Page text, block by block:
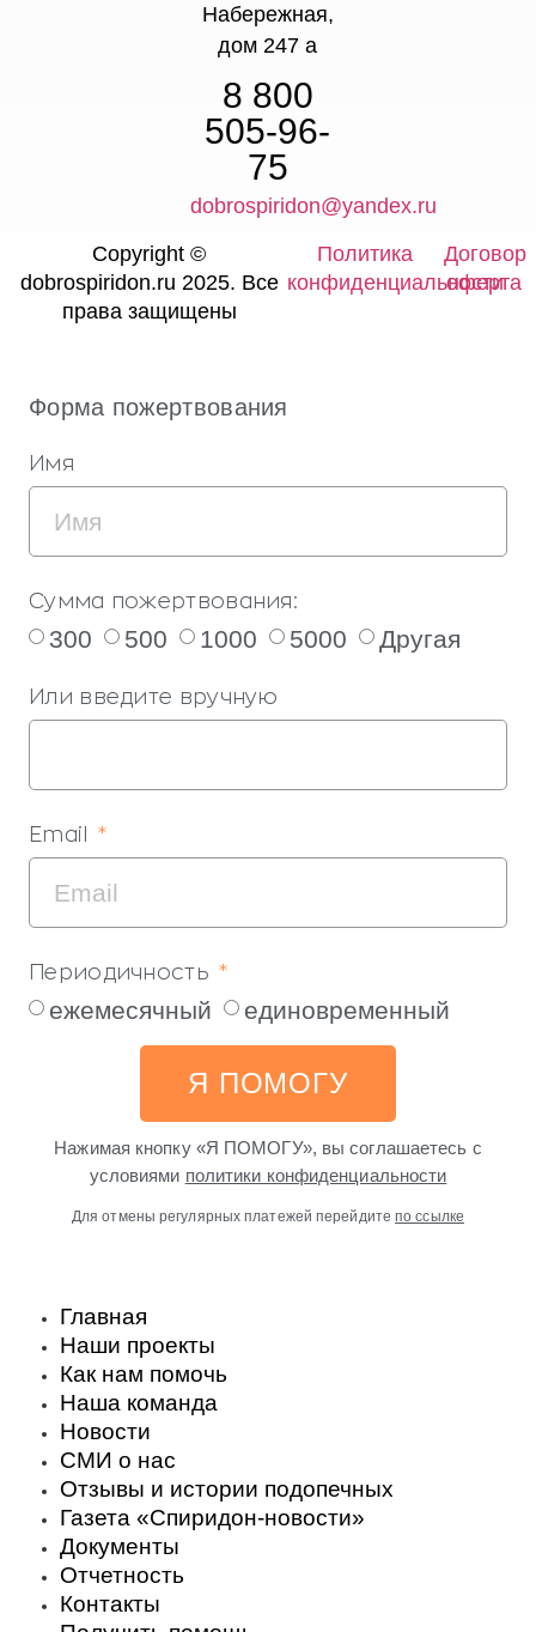
Набережная,
дом 247 а
8 800
505-96-
75
dobrospiridon@yandex.ru
Copyright ©
dobrospiridon.ru 2025. Все
права защищены
Политика
конфиденциальности
Договор
оферта
Форма пожертвования
Имя
Сумма пожертвования:
300 500 1000 5000 Другая
Или введите вручную
Email
Периодичность
ежемесячный единовременный
Я ПОМОГУ
Нажимая кнопку «Я ПОМОГУ», вы соглашаетесь с
условиями политики конфиденциальности
Для отмены регулярных платежей перейдитепо ссылке
Главная
Наши проекты
Как нам помочь
Наша команда
Новости
СМИ о нас
Отзывы и истории подопечных
Газета «Спиридон-новости»
Документы
Отчетность
Контакты